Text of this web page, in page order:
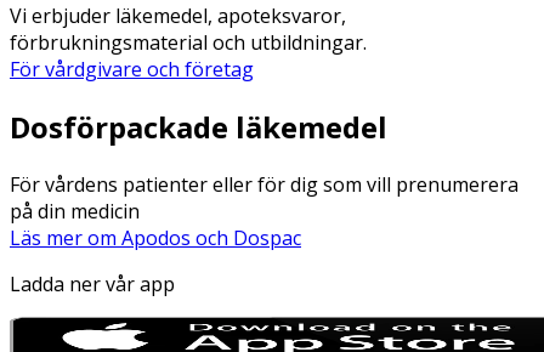
Vi erbjuder läkemedel, apoteksvaror,
förbrukningsmaterial och utbildningar.
För vårdgivare och företag
Dosförpackade läkemedel
För vårdens patienter eller för dig som vill prenumerera
på din medicin
Läs mer om Apodos och Dospac
Ladda ner vår app